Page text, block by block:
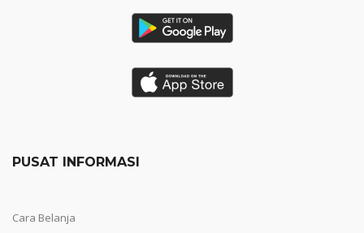
PUSAT INFORMASI
Cara Belanja